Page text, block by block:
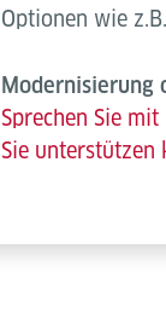
Optionen wie
Modernisierung
Sprechen Sie
Sie unterstützen